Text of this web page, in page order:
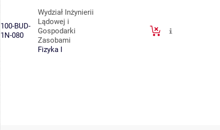
100-BUD-
1N-080
Wydział Inżynierii
Lądowej i
Gospodarki
Zasobami
Fizyka I